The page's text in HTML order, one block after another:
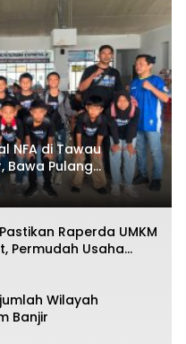
NFA di Tawau
Bawa Pulang
Raperda UMKM
Permudah Usaha
Wilayah
Banjir